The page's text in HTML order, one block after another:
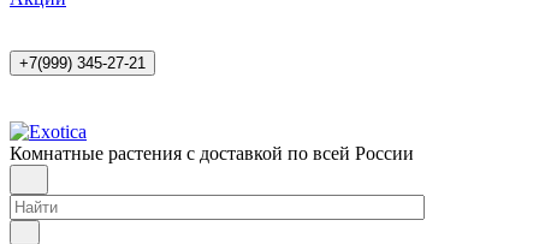
+7(999) 345-27-21
Комнатные растения с доставкой по всей России